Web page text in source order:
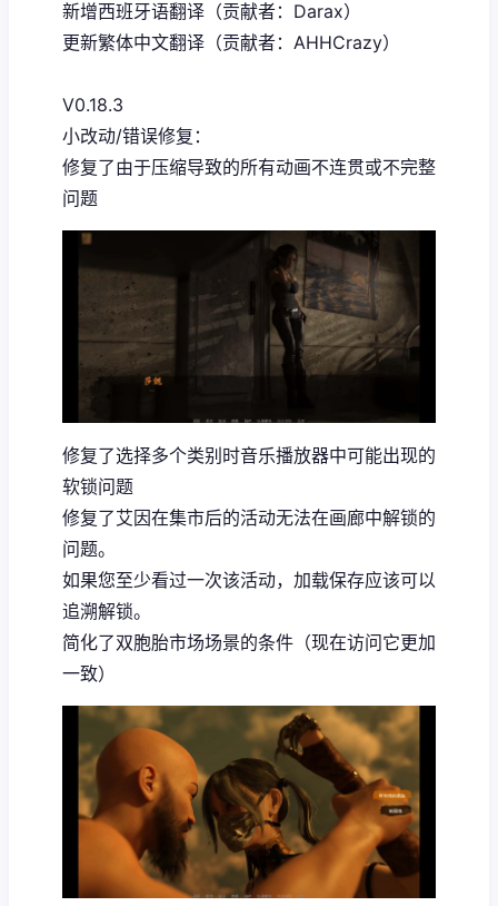
新增西班牙语翻译（贡献者：Darax）
更新繁体中文翻译（贡献者：AHHCrazy）
V0.18.3
小改动/错误修复：
修复了由于压缩导致的所有动画不连贯或不完整
问题
修复了选择多个类别时音乐播放器中可能出现的
软锁问题
修复了艾因在集市后的活动无法在画廊中解锁的
问题。
如果您至少看过一次该活动，加载保存应该可以
追溯解锁。
简化了双胞胎市场场景的条件（现在访问它更加
一致）